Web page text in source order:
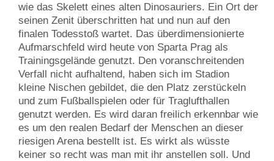
wie das Skelett eines alten Dinosauriers. Ein Ort der
seinen Zenit überschritten hat und nun auf den
finalen Todesstoß wartet. Das überdimensionierte
Aufmarschfeld wird heute von Sparta Prag als
Trainingsgelände genutzt. Den voranschreitenden
Verfall nicht aufhaltend, haben sich im Stadion
kleine Nischen gebildet, die den Platz zerstückeln
und zum Fußballspielen oder für Traglufthallen
genutzt werden. Es wird daran freilich erkennbar wie
es um den realen Bedarf der Menschen an dieser
riesigen Arena bestellt ist. Es wirkt als wüsste
keiner so recht was man mit ihr anstellen soll. Und